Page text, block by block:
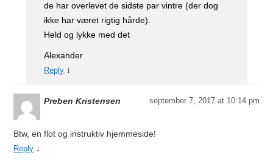
de har overlevet de sidste par vintre (der dog
ikke har været rigtig hårde).
Held og lykke med det
Alexander
Reply ↓
Preben Kristensen september 7, 2017 at 10:14 pm
Btw, en flot og instruktiv hjemmeside!
Reply ↓